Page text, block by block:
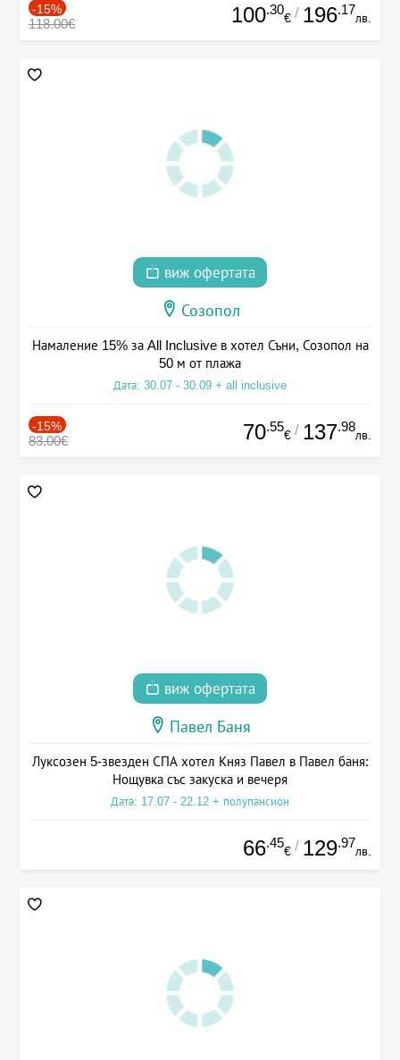
-15%
118.00€ 100.30
€ / 196.17
лв.
виж офертата
Созопол
Намаление 15% за All Inclusive в хотел Съни, Созопол на
50 м от плажа
Дата: 30.07 - 30.09 + all inclusive
-15%
83.00€ 70.55
€ / 137.98
лв.
виж офертата
Павел Баня
Луксозен 5-звезден СПА хотел Княз Павел в Павел баня:
Нощувка със закуска и вечеря
Дата: 17.07 - 22.12 + полупансион
66.45
€ / 129.97
лв.